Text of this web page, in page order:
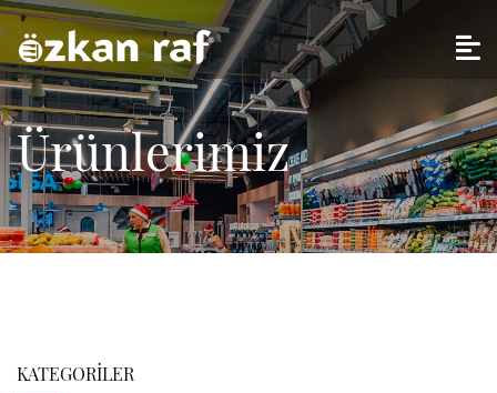
Ürünlerimiz
KATEGORILER